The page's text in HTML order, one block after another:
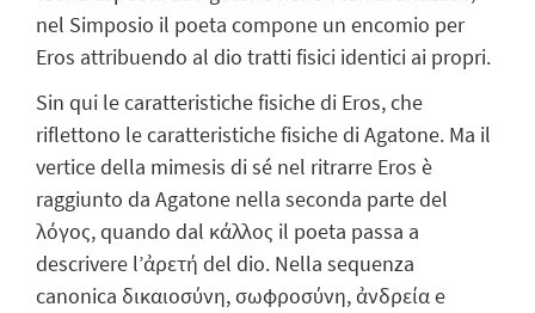
nel Simposio il poeta compone un encomio per
Eros attribuendo al dio tratti fisici identici ai propri.
Sin qui le caratteristiche fisiche di Eros, che
riflettono le caratteristiche fisiche di Agatone. Ma il
vertice della mimesis di sé nel ritrarre Eros è
raggiunto da Agatone nella seconda parte del
λόγος, quando dal κάλλος il poeta passa a
descrivere l’ἀρετή del dio. Nella sequenza
canonica δικαιοσύνη, σωφροσύνη, ἀνδρεία e